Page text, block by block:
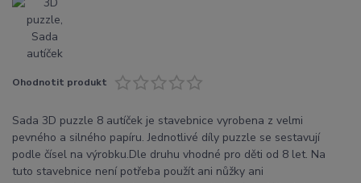
Ohodnotit produkt
Sada 3D puzzle 8 autíček je stavebnice vyrobena z velmi
pevného a silného papíru. Jednotlivé díly puzzle se sestavují
podle čísel na výrobku.Dle druhu vhodné pro děti od 8 let. Na
tuto stavebnice není potřeba použít ani nůžky ani